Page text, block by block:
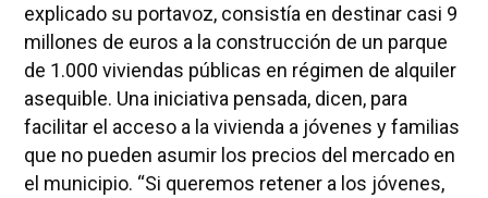
explicado su portavoz, consistía en destinar casi 9
millones de euros a la construcción de un parque
de 1.000 viviendas públicas en régimen de alquiler
asequible. Una iniciativa pensada, dicen, para
facilitar el acceso a la vivienda a jóvenes y familias
que no pueden asumir los precios del mercado en
el municipio. “Si queremos retener a los jóvenes,